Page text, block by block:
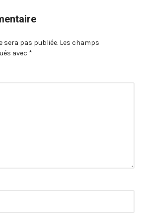
sera pas publiée. Les champs
avec *